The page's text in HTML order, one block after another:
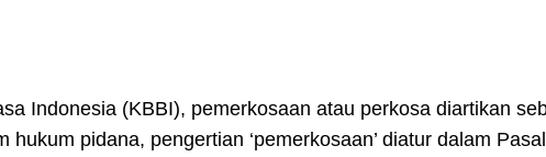
Indonesia (KBBI), pemerkosaan atau perkosa diartikan
pidana, pengertian ‘pemerkosaan’ diatur dalam